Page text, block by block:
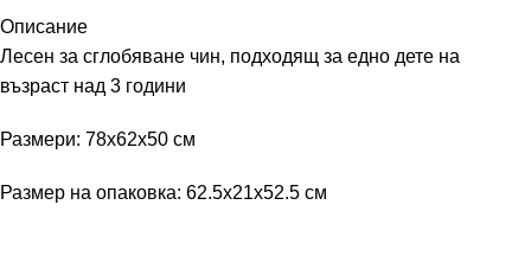
Описание
Лесен за сглобяване чин, подходящ за едно дете на
възраст над 3 години
Размери: 78x62x50 см
Размер на опаковка: 62.5x21x52.5 см